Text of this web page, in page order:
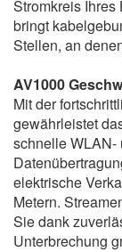
Stromkreis
bringt
Stellen, an
AV1000
Mit der
gewährleistet
schnelle WLAN-
elektrische
Metern.
Sie dank
Unterbrechung